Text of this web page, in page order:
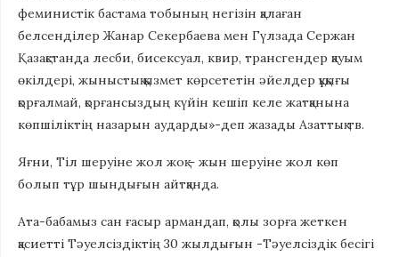
феминистік бастама тобының негізін қалаған
белсенділер Жанар Секербаева мен Гүлзада Сержан
Қазақстанда лесби, бисексуал, квир, трансгендер қауым
өкілдері, жыныстық қызмет көрсететін әйелдер құқығы
қорғалмай, қорғансыздың күйін кешіп келе жатқанына
көпшіліктің назарын аударды»-деп жазады Азаттық тв.
Яғни, Тіл шеруіне жол жоқ – жын шеруіне жол көп
болып тұр шындығын айтқанда.
Ата-бабамыз сан ғасыр армандап, қолы зорға жеткен
қасиетті Тәуелсіздіктің 30 жылдығын -Тәуелсіздік бесігі